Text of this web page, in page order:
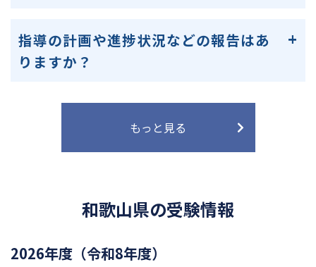
指導の計画や進捗状況などの報告はあ
りますか？
もっと見る
和歌山県の受験情報
2026年度（令和8年度）